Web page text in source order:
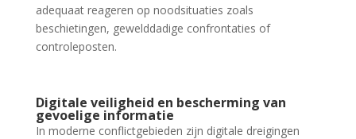
adequaat reageren op noodsituaties zoals
beschietingen, gewelddadige confrontaties of
controleposten.
Digitale veiligheid en bescherming van
gevoelige informatie
In moderne conflictgebieden zijn digitale dreigingen